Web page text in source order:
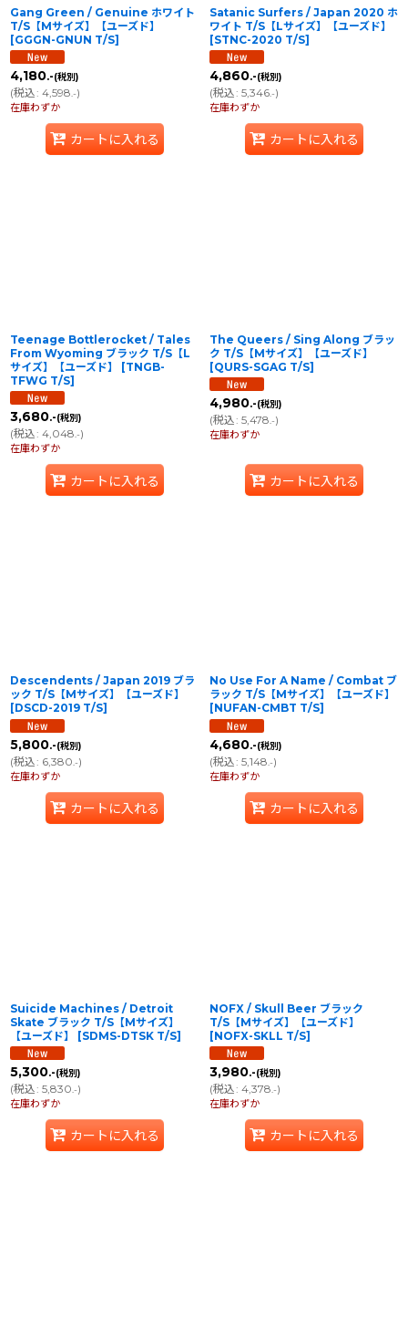
Gang Green / Genuine ホワイト
T/S【Mサイズ】【ユーズド】
[GGGN-GNUN T/S]
4,180.-(税別)
(税込: 4,598.-)
在庫わずか
カートに入れる
Satanic Surfers / Japan 2020 ホ
ワイト T/S【Lサイズ】【ユーズド】
[STNC-2020 T/S]
4,860.-(税別)
(税込: 5,346.-)
在庫わずか
カートに入れる
Teenage Bottlerocket / Tales
From Wyoming ブラック T/S【L
サイズ】【ユーズド】
[TNGB-
TFWG T/S]
3,680.-(税別)
(税込: 4,048.-)
在庫わずか
カートに入れる
The Queers / Sing Along ブラッ
ク T/S【Mサイズ】【ユーズド】
[QURS-SGAG T/S]
4,980.-(税別)
(税込: 5,478.-)
在庫わずか
カートに入れる
Descendents / Japan 2019 ブラ
ック T/S【Mサイズ】【ユーズド】
[DSCD-2019 T/S]
5,800.-(税別)
(税込: 6,380 .-)
在庫わずか
カートに入れる
No Use For A Name / Combat ブ
ラック T/S【Mサイズ】【ユーズド】
[NUFAN-CMBT T/S]
4,680.-(税別)
(税込: 5,148 .-)
在庫わずか
カートに入れる
Suicide Machines / Detroit
Skate ブラック T/S【Mサイズ】
【ユーズド】
[SDMS-DTSK T/S]
5,300.-(税別)
(税込: 5,830.-)
在庫わずか
カートに入れる
NOFX / Skull Beer ブラック
T/S【Mサイズ】【ユーズド】
[NOFX-SKLL T/S]
3,980.-(税別)
(税込: 4,378.-)
在庫わずか
カートに入れる